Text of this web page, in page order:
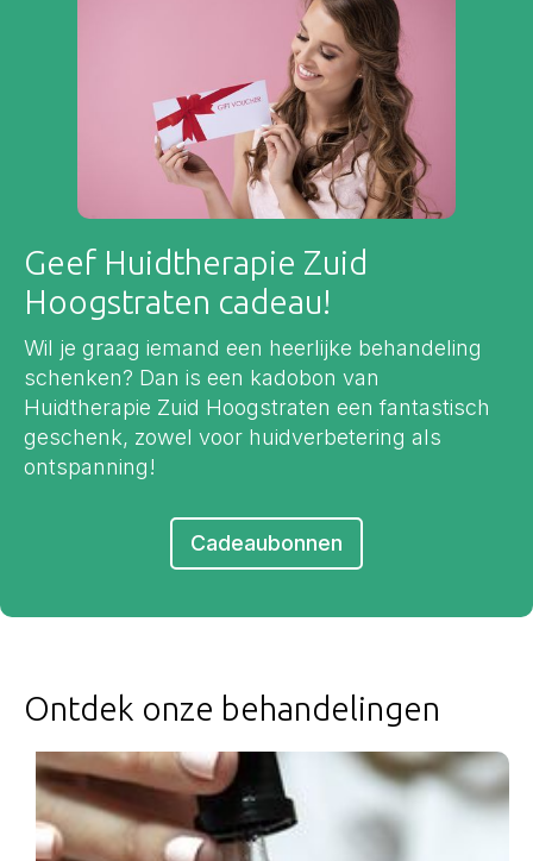
Geef Huidtherapie Zuid
Hoogstraten cadeau!
Wil je graag iemand een heerlijke behandeling
schenken? Dan is een kadobon van
Huidtherapie Zuid Hoogstraten een fantastisch
geschenk, zowel voor huidverbetering als
ontspanning!
Cadeaubonnen
Ontdek onze behandelingen